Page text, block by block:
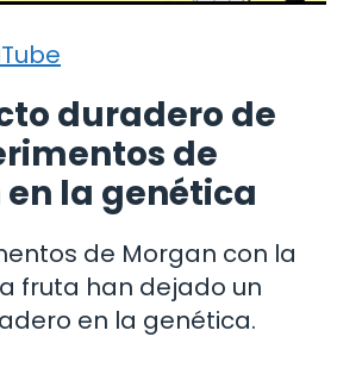
duradero de
de
la genética
de Morgan con la
fruta han dejado un
en la genética.